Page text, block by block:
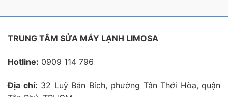
TRUNG TÂM SỬA MÁY LẠNH LIMOSA
Hotline: 0909 114 796
Địa chỉ: 32 Luỹ Bán Bích, phường Tân Thới Hòa, quận